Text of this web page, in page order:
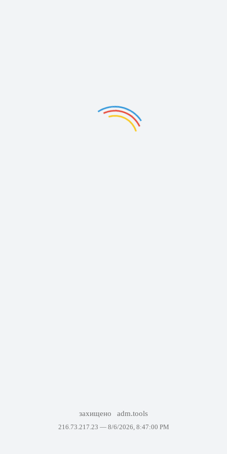
захищено adm.tools
216.73.217.23 — 8/6/2026, 8:47:00 PM